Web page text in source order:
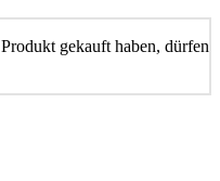
gekauft haben, dürfen